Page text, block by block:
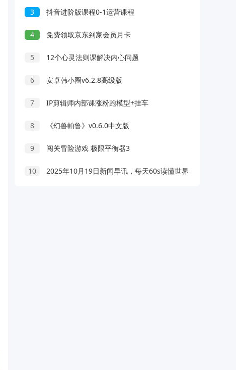
3 抖音进阶版课程0-1运营课程
4 免费领取京东到家会员月卡
5 12个心灵法则课解决内心问题
6 安卓韩小圈v6.2.8高级版
7 IP剪辑师内部课涨粉跑模型+挂车
8 《幻兽帕鲁》v0.6.0中文版
9 闯关冒险游戏 极限平衡器3
10 2025年10月19日新闻早讯，每天60s读懂世界